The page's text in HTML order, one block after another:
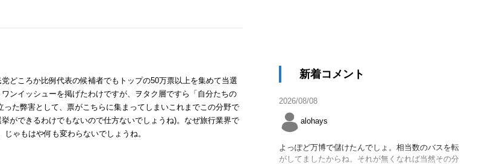
どころか比例代表の候補者でもトップの50万票以上を集めて当選
ンイッシューを掲げたわけですが、ヲタク層ですら「自分たちの
た弊害として、票がこちらに集まってしまいこれまでこの分野で
ができるわけでもないので仕方ないでしょうね)。なぜ旅行業界で
ゃもはや何も変わらないでしょうね。
新着コメント
2026/08/08
alohays
よっぽど万博で儲けたんでしょ。相当数のバスを転
がしてましたからね。それが無くなれば当然その分